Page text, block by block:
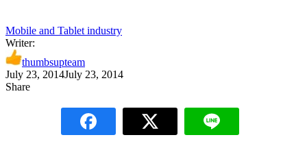
Mobile and Tablet industry
Writer:
thumbsupteam
July 23, 2014July 23, 2014
Share